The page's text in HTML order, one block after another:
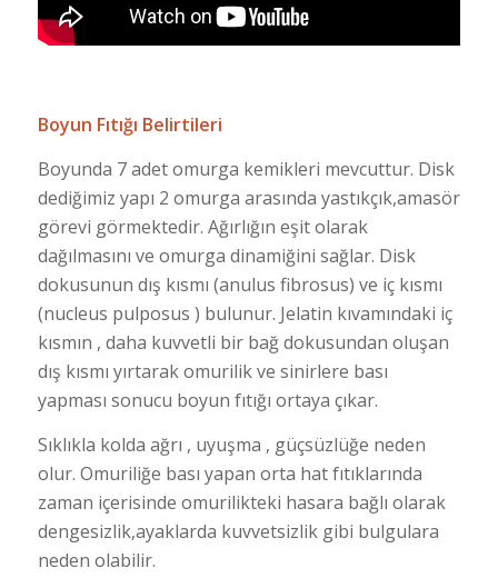
Boyun Fıtığı Belirtileri
Boyunda 7 adet omurga kemikleri mevcuttur. Disk
dediğimiz yapı 2 omurga arasında yastıkçık,amasör
görevi görmektedir. Ağırlığın eşit olarak
dağılmasını ve omurga dinamiğini sağlar. Disk
dokusunun dış kısmı (anulus fibrosus) ve iç kısmı
(nucleus pulposus ) bulunur. Jelatin kıvamındaki iç
kısmın , daha kuvvetli bir bağ dokusundan oluşan
dış kısmı yırtarak omurilik ve sinirlere bası
yapması sonucu boyun fıtığı ortaya çıkar.
Sıklıkla kolda ağrı , uyuşma , güçsüzlüğe neden
olur. Omuriliğe bası yapan orta hat fıtıklarında
zaman içerisinde omurilikteki hasara bağlı olarak
dengesizlik,ayaklarda kuvvetsizlik gibi bulgulara
neden olabilir.